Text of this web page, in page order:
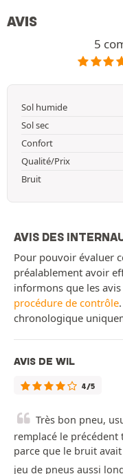
AVIS
5
Sol humide
Sol sec
Confort
Qualité/Prix
Bruit
AVIS DES
Pour pouvoir évaluer
préalablement avoir
informons que les
procédure de contrôle
chronologique
AVIS DE WIL
4/5
Très bon pneu,
remplacé le précédent
parce que le bruit avait
jeu de pneus aussi